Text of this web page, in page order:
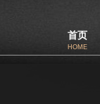
首页
HOME